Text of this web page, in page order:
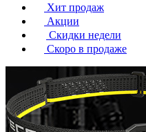
Хит продаж
Акции
Скидки недели
Скоро в продаже